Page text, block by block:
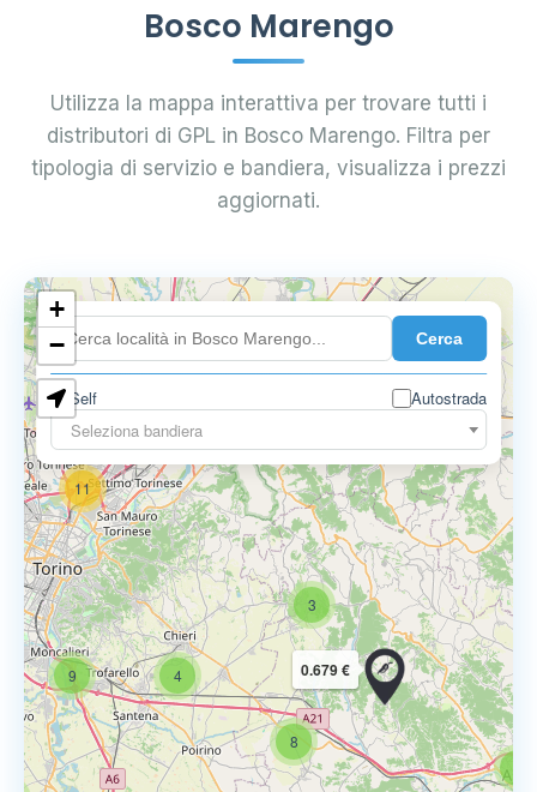
Bosco Marengo
Utilizza la mappa interattiva per trovare tutti i
distributori di GPL in Bosco Marengo. Filtra per
tipologia di servizio e bandiera, visualizza i prezzi
aggiornati.
Cerca
Self
Autostrada
Seleziona bandiera
8
9
11
4
3
8
0.679 €
+
−